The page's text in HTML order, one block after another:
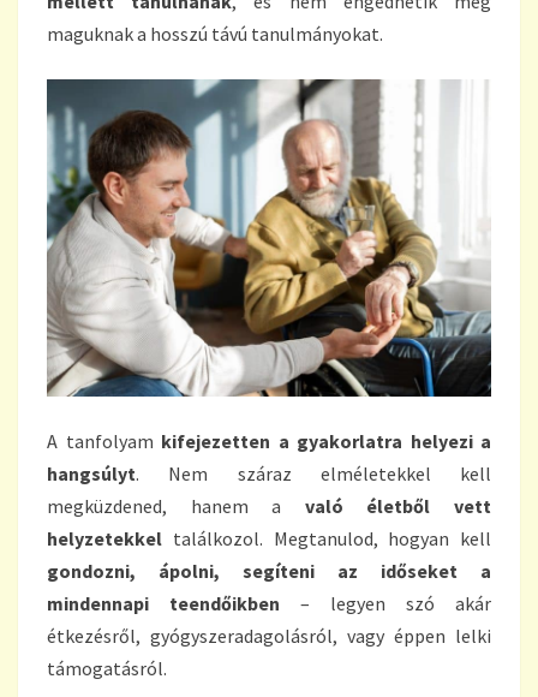
maguknak a hosszú távú tanulmányokat.
A tanfolyam kifejezetten a gyakorlatra helyezi a
hangsúlyt. Nem száraz elméletekkel kell
megküzdened, hanem a való életből vett
helyzetekkel találkozol. Megtanulod, hogyan kell
gondozni, ápolni, segíteni az időseket a
mindennapi teendőikben – legyen szó akár
étkezésről, gyógyszeradagolásról, vagy éppen lelki
támogatásról.